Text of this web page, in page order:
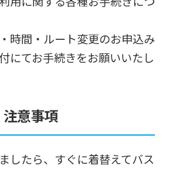
時間・ルート変更のお申込み
にてお手続きをお願いいたし
意事項
したら、すぐに着替えてバス